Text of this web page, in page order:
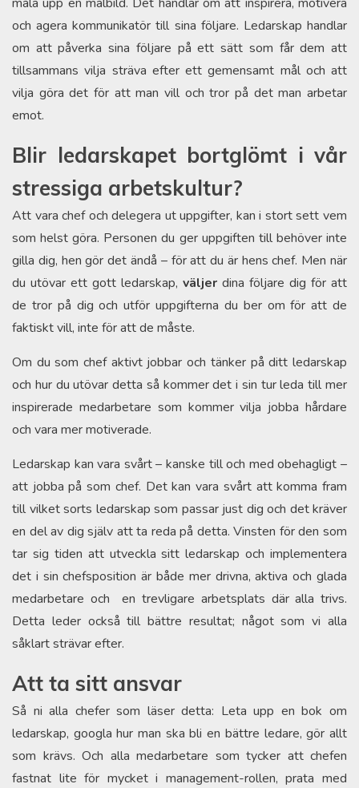
och agera kommunikatör till sina följare. Ledarskap handlar
om att påverka sina följare på ett sätt som får dem att
tillsammans vilja sträva efter ett gemensamt mål och att
vilja göra det för att man vill och tror på det man arbetar
emot.
Blir ledarskapet bortglömt i vår
stressiga arbetskultur?
Att vara chef och delegera ut uppgifter, kan i stort sett vem
som helst göra. Personen du ger uppgiften till behöver inte
gilla dig, hen gör det ändå – för att du är hens chef. Men när
du utövar ett gott ledarskap, väljer dina följare dig för att
de tror på dig och utför uppgifterna du ber om för att de
faktiskt vill, inte för att de måste.
Om du som chef aktivt jobbar och tänker på ditt ledarskap
och hur du utövar detta så kommer det i sin tur leda till mer
inspirerade medarbetare som kommer vilja jobba hårdare
och vara mer motiverade.
Ledarskap kan vara svårt – kanske till och med obehagligt –
att jobba på som chef. Det kan vara svårt att komma fram
till vilket sorts ledarskap som passar just dig och det kräver
en del av dig själv att ta reda på detta. Vinsten för den som
tar sig tiden att utveckla sitt ledarskap och implementera
det i sin chefsposition är både mer drivna, aktiva och glada
medarbetare och en trevligare arbetsplats där alla trivs.
Detta leder också till bättre resultat; något som vi alla
såklart strävar efter.
Att ta sitt ansvar
Så ni alla chefer som läser detta: Leta upp en bok om
ledarskap, googla hur man ska bli en bättre ledare, gör allt
som krävs. Och alla medarbetare som tycker att chefen
fastnat lite för mycket i management-rollen, prata med